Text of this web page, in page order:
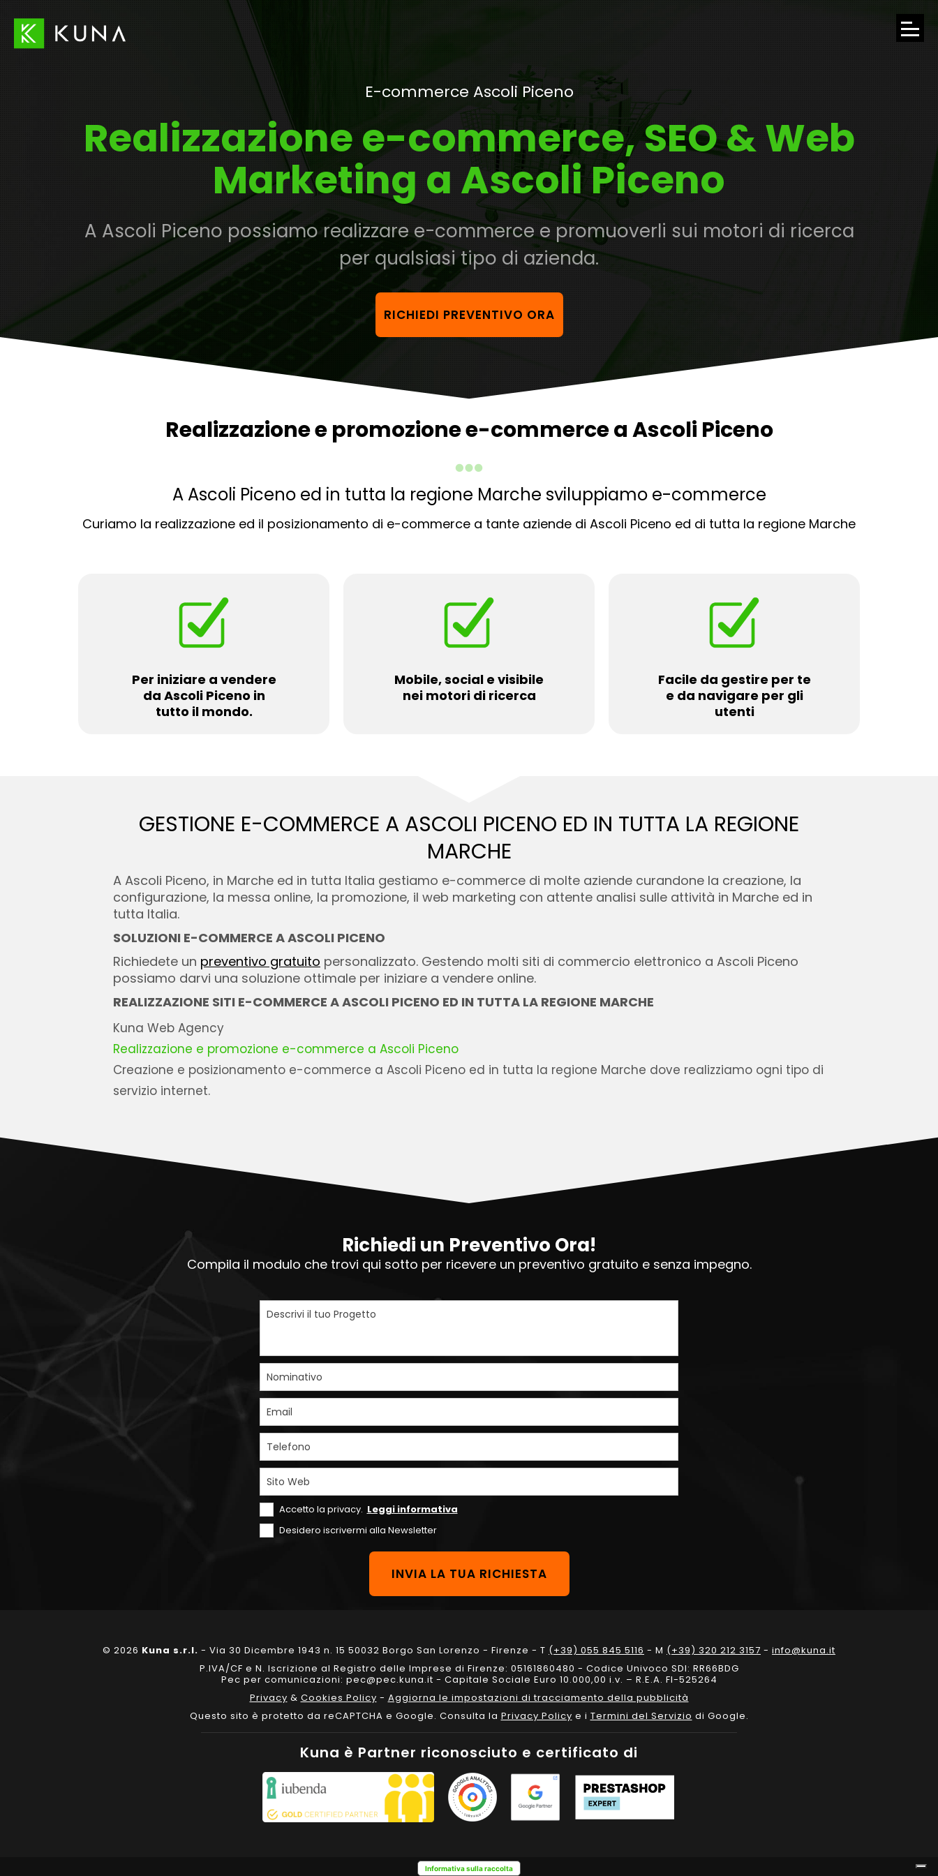
APRI
E-commerce Ascoli Piceno
Realizzazione e-commerce, SEO & Web
Marketing a Ascoli Piceno
A Ascoli Piceno possiamo realizzare e-commerce e promuoverli sui motori di ricerca
per qualsiasi tipo di azienda.
RICHIEDI PREVENTIVO ORA
Realizzazione e promozione e-commerce a Ascoli Piceno
A Ascoli Piceno ed in tutta la regione Marche sviluppiamo e-commerce
Curiamo la realizzazione ed il posizionamento di e-commerce a tante aziende di Ascoli Piceno ed di tutta la regione Marche
Per iniziare a vendere
da Ascoli Piceno in
tutto il mondo.
Mobile, social e visibile
nei motori di ricerca
Facile da gestire per te
e da navigare per gli
utenti
GESTIONE E-COMMERCE A ASCOLI PICENO ED IN TUTTA LA REGIONE
MARCHE
A Ascoli Piceno, in Marche ed in tutta Italia gestiamo e-commerce di molte aziende curandone la creazione, la
configurazione, la messa online, la promozione, il web marketing con attente analisi sulle attività in Marche ed in
tutta Italia.
SOLUZIONI E-COMMERCE A ASCOLI PICENO
Richiedete un preventivo gratuito personalizzato. Gestendo molti siti di commercio elettronico a Ascoli Piceno
possiamo darvi una soluzione ottimale per iniziare a vendere online.
REALIZZAZIONE SITI E-COMMERCE A ASCOLI PICENO ED IN TUTTA LA REGIONE MARCHE
Kuna Web Agency
Realizzazione e promozione e-commerce a Ascoli Piceno
Creazione e posizionamento e-commerce a Ascoli Piceno ed in tutta la regione Marche dove realizziamo ogni tipo di
servizio internet.
Richiedi un Preventivo Ora!
Compila il modulo che trovi qui sotto per ricevere un preventivo gratuito e senza impegno.
Descrivi il tuo Progetto
Nominativo
Email
Telefono
Sito Web
Accetto la privacy. Leggi informativa
Desidero iscrivermi alla Newsletter
© 2026 Kuna s.r.l. - Via 30 Dicembre 1943 n. 15 50032 Borgo San Lorenzo - Firenze - T (+39) 055 845 5116 - M (+39) 320 212 3157 - info@kuna.it
P.IVA/CF e N. Iscrizione al Registro delle Imprese di Firenze: 05161860480 - Codice Univoco SDI: RR66BDG
Pec per comunicazioni: pec@pec.kuna.it - Capitale Sociale Euro 10.000,00 i.v. – R.E.A. FI-525264
Privacy & Cookies Policy - Aggiorna le impostazioni di tracciamento della pubblicità
Questo sito è protetto da reCAPTCHA e Google. Consulta la Privacy Policy e i Termini del Servizio di Google.
Kuna è Partner riconosciuto e certificato di
Informativa sulla raccolta